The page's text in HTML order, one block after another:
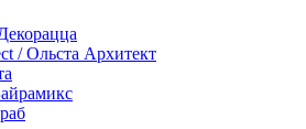
штукатурки
/ Ольста Архитект